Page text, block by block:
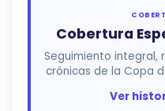
Cobertura
Seguimiento integral,
crónicas de la Copa
Ver